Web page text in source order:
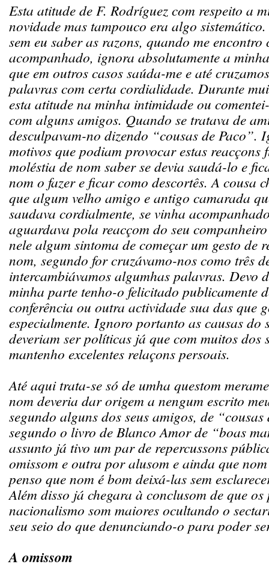
Esta atitude de F. Rodríguez com respeito a
novidade mas tampouco era algo
sem eu saber as razons, quando me encontro
acompanhado, ignora absolutamente a
que em outros casos saúda-me e até
palavras com certa cordialidade. Durante
esta atitude na minha intimidade ou
com alguns amigos. Quando se tratava de
desculpavam-no dizendo “cousas de Paco”.
motivos que podiam provocar estas reacçons
moléstia de nom saber se devia saudá-lo e
nom o fazer e ficar como descortês. A cousa
que algum velho amigo e antigo camarada
saudava cordialmente, se vinha
aguardava pola reacçom do seu
nele algum sintoma de começar um gesto de
nom, segundo for cruzávamo-nos como três
intercambiávamos algumhas palavras. Devo
minha parte tenho-o felicitado publicamente
conferência ou outra actividade sua das que
especialmente. Ignoro portanto as causas do
deveriam ser políticas já que com muitos dos
mantenho excelentes relaçons persoais.
Até aqui trata-se só de umha questom
nom deveria dar origem a nengum escrito
segundo alguns dos seus amigos, de
segundo o livro de Blanco Amor de “boas
assunto já tivo um par de repercussons
omissom e outra por alusom e ainda que nom
penso que nom é bom deixá-las sem
Além disso já chegara à conclusom de que
nacionalismo som maiores ocultando o
seu seio do que denunciando-o para poder
A omissom